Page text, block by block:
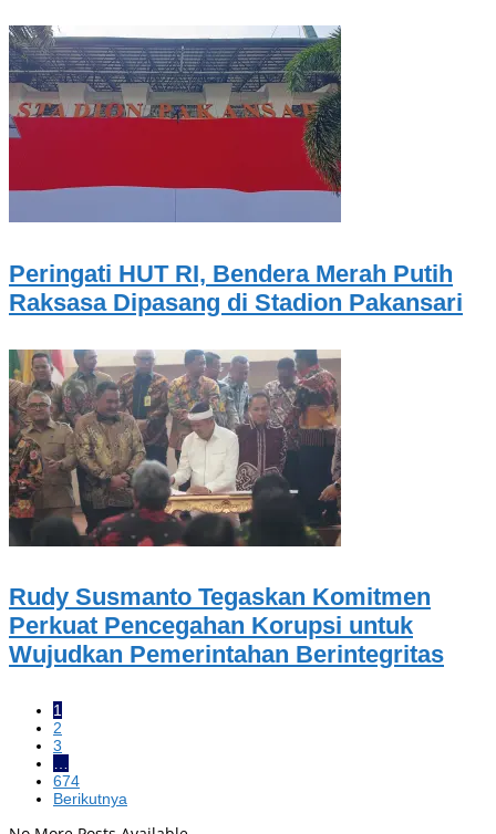
Peringati HUT RI, Bendera Merah Putih
Raksasa Dipasang di Stadion Pakansari
Rudy Susmanto Tegaskan Komitmen
Perkuat Pencegahan Korupsi untuk
Wujudkan Pemerintahan Berintegritas
1
2
3
…
674
Berikutnya